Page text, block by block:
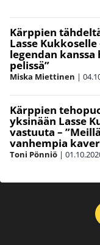
Kärppien
Lasse
legendan kanssa
pelissä”
Miska Miettinen |
Kärppien
yksinään Lasse
vastuuta –
vanhempia
Toni Pönniö |